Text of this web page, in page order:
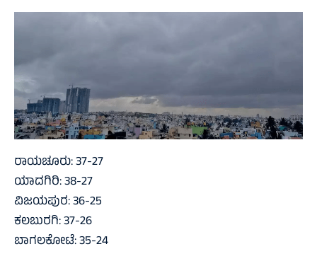
ರಾಯಚೂರು: 37-27
ಯಾದಗಿರಿ: 38-27
ವಿಜಯಪುರ: 36-25
ಕಲಬುರಗಿ: 37-26
ಬಾಗಲಕೋಟೆ: 35-24